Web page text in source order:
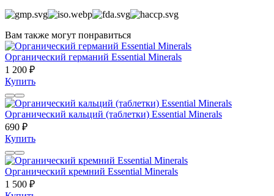
Вам также могут понравиться
Органический германий Essential Minerals
1 200 ₽
Купить
Органический кальций (таблетки) Essential Minerals
690 ₽
Купить
Органический кремний Essential Minerals
1 500 ₽